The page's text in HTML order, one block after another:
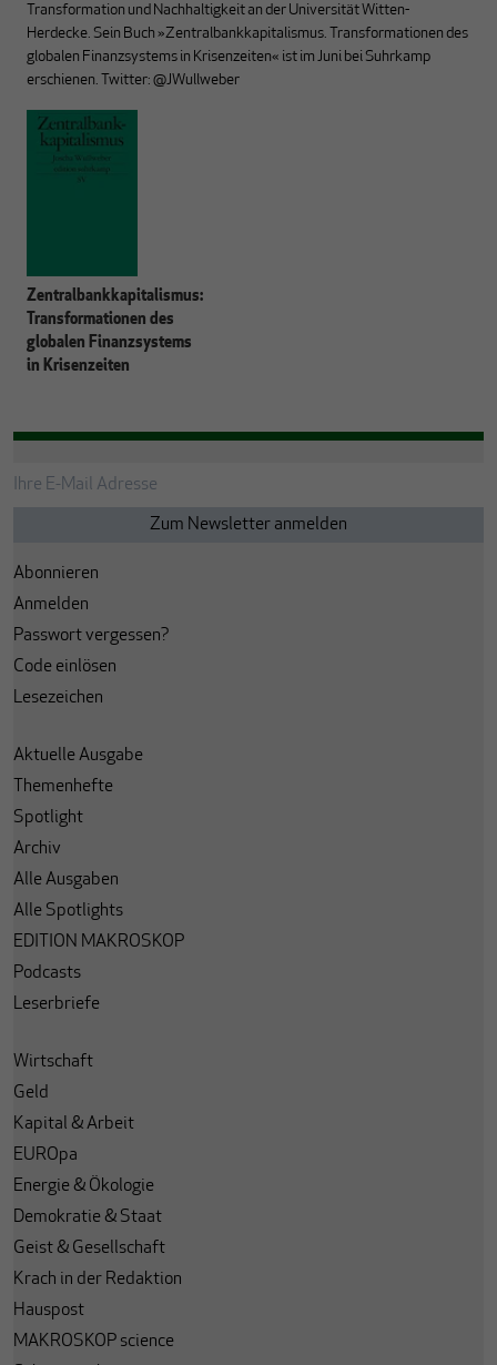
Transformation und Nachhaltigkeit an der Universität Witten-
Herdecke. Sein Buch »Zentralbankkapitalismus. Transformationen des
globalen Finanzsystems in Krisenzeiten« ist im Juni bei Suhrkamp
erschienen. Twitter: @JWullweber
Zentralbankkapitalismus:
Transformationen des
globalen Finanzsystems
in Krisenzeiten
Abonnieren
Anmelden
Passwort vergessen?
Code einlösen
Lesezeichen
Aktuelle Ausgabe
Themenhefte
Spotlight
Archiv
Alle Ausgaben
Alle Spotlights
EDITION MAKROSKOP
Podcasts
Leserbriefe
Wirtschaft
Geld
Kapital & Arbeit
EUROpa
Energie & Ökologie
Demokratie & Staat
Geist & Gesellschaft
Krach in der Redaktion
Hauspost
MAKROSKOP science